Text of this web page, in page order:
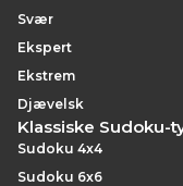
Svær
Ekspert
Ekstrem
Djævelsk
Klassiske Sudoku-
Sudoku 4x4
Sudoku 6x6